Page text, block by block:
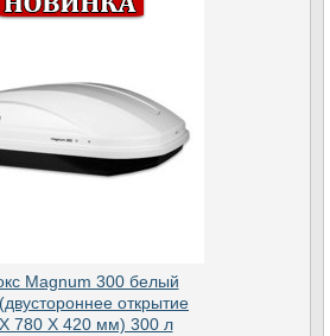
Magnum 300 белый
открытие
780 Х 420 мм) 300 л